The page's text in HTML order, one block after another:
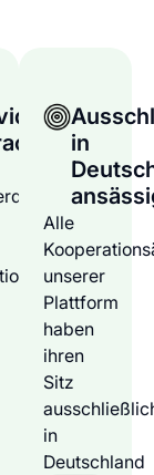
in
Alle
unserer
Plattform
haben
ihren
Sitz
in
Deutschland